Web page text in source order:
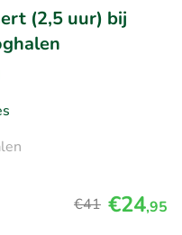
(2,5 uur) bij
€41 €24,95